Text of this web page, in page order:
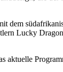
dem
Lucky
aktuelle